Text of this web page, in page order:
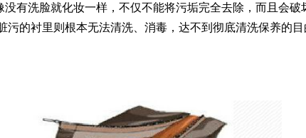
有洗脸就化妆一样，不仅不能将污垢完全去除，而且会
的衬里则根本无法清洗、消毒，达不到彻底清洗保养的目